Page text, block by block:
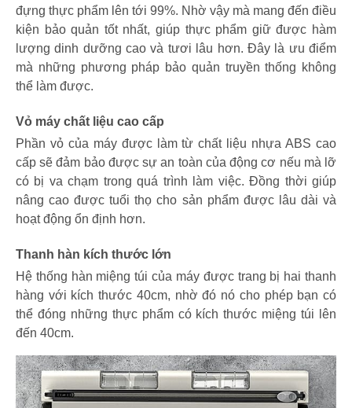
đựng thực phẩm lên tới 99%. Nhờ vậy mà mang đến điều
kiện bảo quản tốt nhất, giúp thực phẩm giữ được hàm
lượng dinh dưỡng cao và tươi lâu hơn. Đây là ưu điểm
mà những phương pháp bảo quản truyền thống không
thể làm được.
Vỏ máy chất liệu cao cấp
Phần vỏ của máy được làm từ chất liệu nhựa ABS cao
cấp sẽ đảm bảo được sự an toàn của động cơ nếu mà lỡ
có bị va chạm trong quá trình làm việc. Đồng thời giúp
nâng cao được tuổi thọ cho sản phẩm được lâu dài và
hoạt động ổn định hơn.
Thanh hàn kích thước lớn
Hệ thống hàn miệng túi của máy được trang bị hai thanh
hàng với kích thước 40cm, nhờ đó nó cho phép bạn có
thể đóng những thực phẩm có kích thước miệng túi lên
đến 40cm.